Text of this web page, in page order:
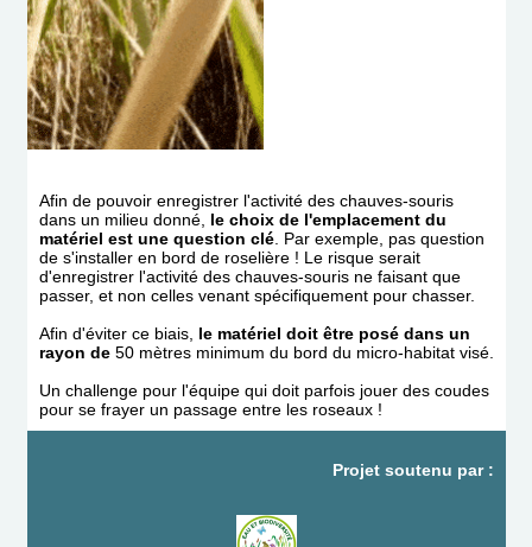
Afin de pouvoir enregistrer l'activité des chauves-souris
dans un milieu donné, le choix de l'emplacement du
matériel est une question clé. Par exemple, pas question
de s'installer en bord de roselière ! Le risque serait
d'enregistrer l'activité des chauves-souris ne faisant que
passer, et non celles venant spécifiquement pour chasser.
Afin d'éviter ce biais, le matériel doit être posé dans un
rayon de 50 mètres minimum du bord du micro-habitat visé.
Un challenge pour l'équipe qui doit parfois jouer des coudes
pour se frayer un passage entre les roseaux !
Projet soutenu par :